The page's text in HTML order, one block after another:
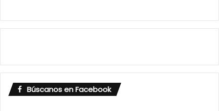
Búscanos en Facebook